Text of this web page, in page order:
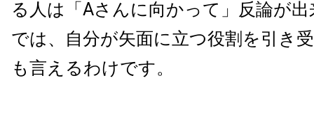
る人は「Aさんに向かって」反論が
では、自分が矢面に立つ役割を引き
も言えるわけです。